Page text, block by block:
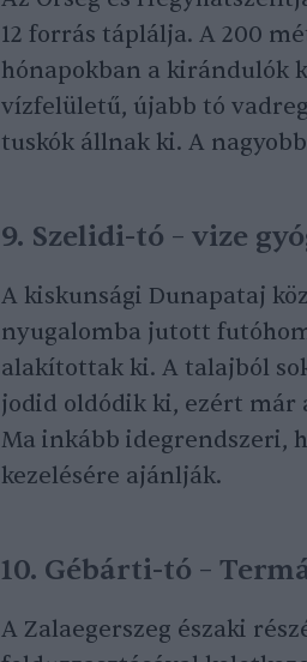
12 forrás táplálja. A 200
hónapokban a kirándulók
vízfelületű, újabb tó
tuskók állnak ki. A
9. Szelidi-tó – vize
A kiskunsági Dunapataj
nyugalomba jutott
alakítottak ki. A talajból
jodid oldódik ki, ezért már
Ma inkább idegrendszeri,
kezelésére ajánlják.
10. Gébárti-tó –
A Zalaegerszeg északi